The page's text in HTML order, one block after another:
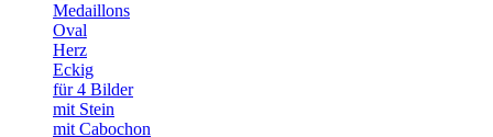
Medaillons
Oval
Herz
Eckig
für 4 Bilder
mit Stein
mit Cabochon